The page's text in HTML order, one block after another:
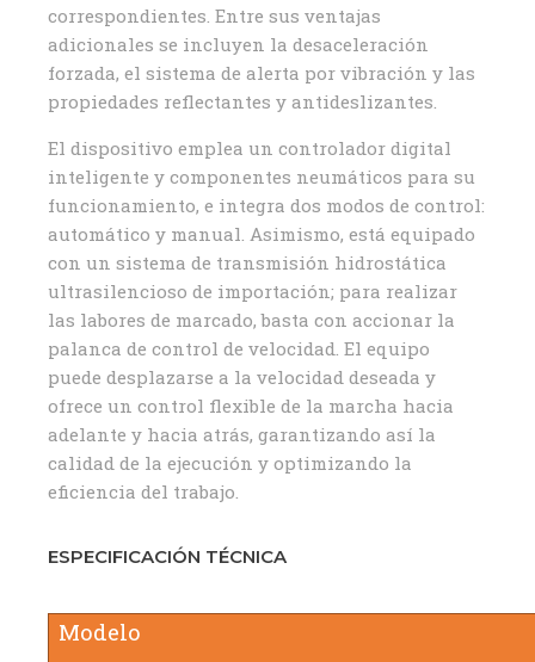
correspondientes. Entre sus ventajas
adicionales se incluyen la desaceleración
forzada, el sistema de alerta por vibración y las
propiedades reflectantes y antideslizantes.
El dispositivo emplea un controlador digital
inteligente y componentes neumáticos para su
funcionamiento, e integra dos modos de control:
automático y manual. Asimismo, está equipado
con un sistema de transmisión hidrostática
ultrasilencioso de importación; para realizar
las labores de marcado, basta con accionar la
palanca de control de velocidad. El equipo
puede desplazarse a la velocidad deseada y
ofrece un control flexible de la marcha hacia
adelante y hacia atrás, garantizando así la
calidad de la ejecución y optimizando la
eficiencia del trabajo.
ESPECIFICACIÓN TÉCNICA
Modelo